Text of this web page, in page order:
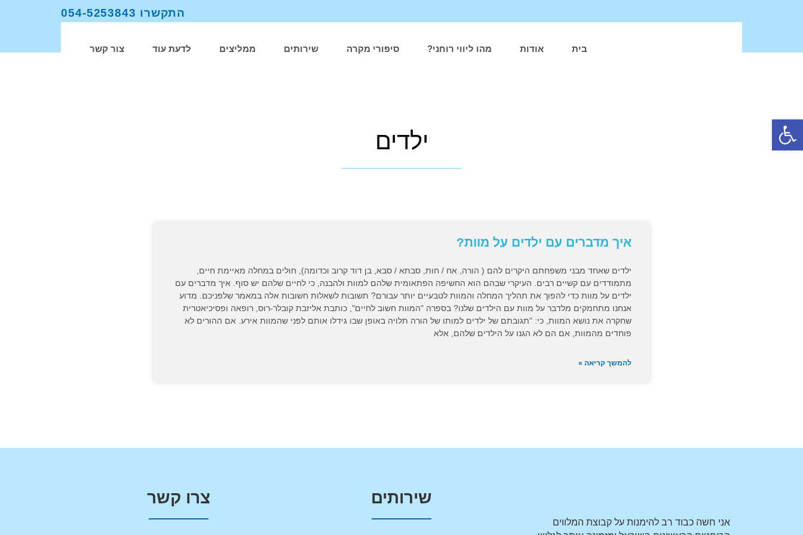
פתח סרגל נגישות
התקשרו 054-5253843​
בית אודות מהו ליווי רוחני? סיפורי מקרה שירותים ממליצים לדעת עוד צור קשר
ילדים
איך מדברים עם ילדים על מוות?
ילדים שאחד מבני משפחתם היקרים להם ( הורה, אח / חות, סבתא / סבא, בן דוד קרוב וכדומה), חולים במחלה מאיימת חיים,
מתמודדים עם קשיים רבים. העיקרי שבהם הוא החשיפה הפתאומית שלהם למוות ולהבנה, כי לחיים שלהם יש סוף. איך מדברים עם
ילדים על מוות כדי להפוך את תהליך המחלה והמוות לטבעיים יותר עבורם? תשובות לשאלות חשובות אלה במאמר שלפניכם. מדוע
אנחנו מתחמקים מלדבר על מוות עם הילדים שלנו? בספרה "המוות חשוב לחיים", כותבת אליזבת קובלר-רוס, רופאה ופסיכיאטרית
שחקרה את נושא המוות, כי: "תגובתם של ילדים למותו של הורה תלויה באופן שבו גידלו אותם לפני שהמוות אירע. אם ההורים לא
פוחדים מהמוות, אם הם לא הגנו על הילדים שלהם, אלא
להמשך קריאה »
אני חשה כבוד רב להימנות על קבוצת המלווים
שירותים צרו קשר